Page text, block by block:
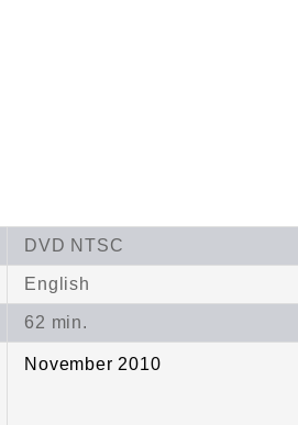
DVD NTSC
English
62 min.
November 2010